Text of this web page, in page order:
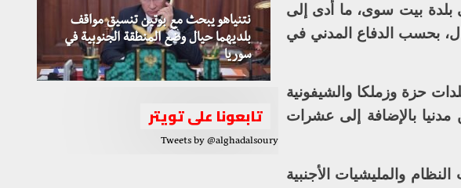
بلدة بيت سوى، ما أدى إلى
بحسب الدفاع المدني في
حزة وزملكا والشيفونية
بالإضافة إلى عشرات
والمليشيات الأجنبية
نتنياهو يبحث مع بوتين تنسيق مواقف
بلديهما حيال وضع المنطقة الجنوبية في
سوريا
تابعونا على تويتر
Tweets by @alghadalsoury